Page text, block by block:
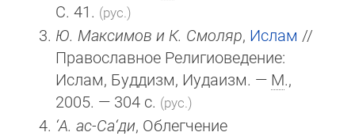
С. 41. (рус.)
Ю. Максимов и К. Смоляр, Ислам //
Православное Религиоведение:
Ислам, Буддизм, Иудаизм. — М.,
2005. — 304 с. (рус.)
‘А. ас-Са‘ди, Облегчение